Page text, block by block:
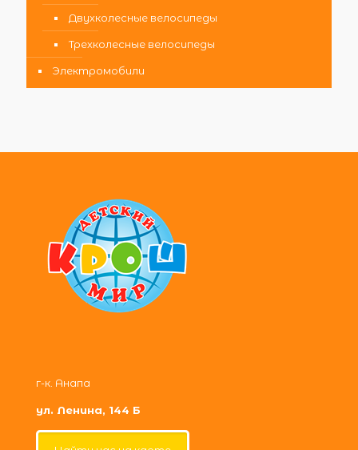
Двухколесные велосипеды
Трехколесные велосипеды
Электромобили
г-к. Анапа
ул. Ленина, 144 Б